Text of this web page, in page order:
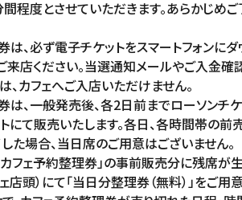
程度とさせていただきます。あらかじめ
、必ず電子チケットをスマートフォンにダ
来店ください。当選通知メールやご入金確
カフェへご入店いただけません。
、一般発売後、各2日前までローソンチ
にて販売いたします。各日、各時間帯の前
た場合、当日席のご用意はございません。
フェ予約整理券」の事前販売分に残席が
店頭）にて「当日分整理券（無料）」をご用